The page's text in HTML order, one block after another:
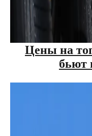
Цены на
бьют